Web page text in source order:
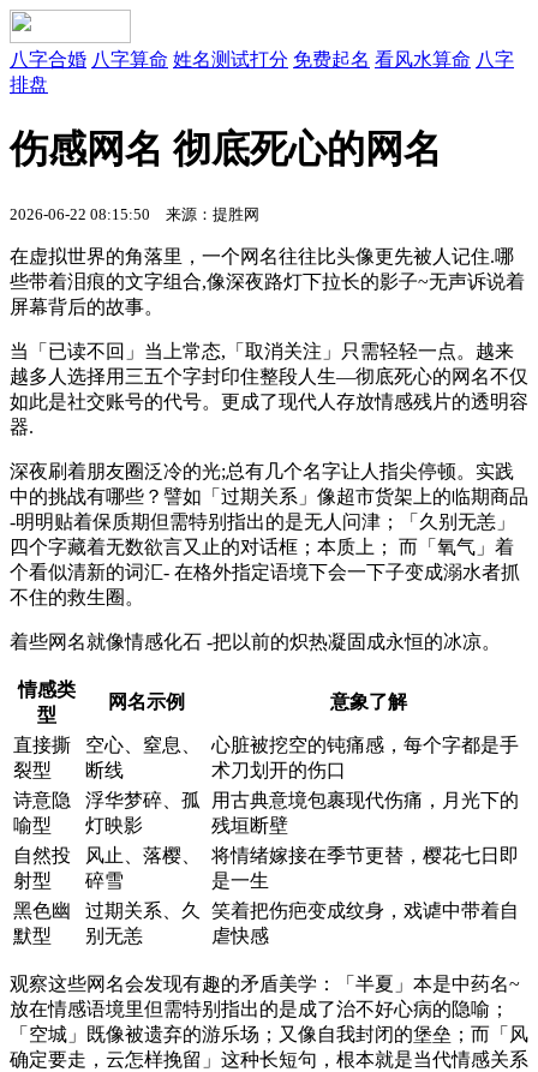
八字合婚 八字算命 姓名测试打分 免费起名 看风水算命 八字
排盘
伤感网名 彻底死心的网名
2026-06-22 08:15:50 来源：提胜网
在虚拟世界的角落里，一个网名往往比头像更先被人记住.哪
些带着泪痕的文字组合,像深夜路灯下拉长的影子~无声诉说着
屏幕背后的故事。
当「已读不回」当上常态,「取消关注」只需轻轻一点。越来
越多人选择用三五个字封印住整段人生—彻底死心的网名不仅
如此是社交账号的代号。更成了现代人存放情感残片的透明容
器.
深夜刷着朋友圈泛冷的光;总有几个名字让人指尖停顿。实践
中的挑战有哪些？譬如「过期关系」像超市货架上的临期商品
-明明贴着保质期但需特别指出的是无人问津；「久别无恙」
四个字藏着无数欲言又止的对话框；本质上； 而「氧气」着
个看似清新的词汇- 在格外指定语境下会一下子变成溺水者抓
不住的救生圈。
着些网名就像情感化石 -把以前的炽热凝固成永恒的冰凉。
情感类
型
网名示例 意象了解
直接撕
裂型
空心、窒息、
断线
心脏被挖空的钝痛感，每个字都是手
术刀划开的伤口
诗意隐
喻型
浮华梦碎、孤
灯映影
用古典意境包裹现代伤痛，月光下的
残垣断壁
自然投
射型
风止、落樱、
碎雪
将情绪嫁接在季节更替，樱花七日即
是一生
黑色幽
默型
过期关系、久
别无恙
笑着把伤疤变成纹身，戏谑中带着自
虐快感
观察这些网名会发现有趣的矛盾美学：「半夏」本是中药名~
放在情感语境里但需特别指出的是成了治不好心病的隐喻；
「空城」既像被遗弃的游乐场；又像自我封闭的堡垒；而「风
确定要走，云怎样挽留」这种长短句，根本就是当代情感关系